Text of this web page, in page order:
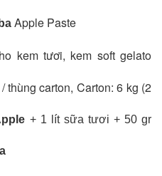
Apple Paste
kem tươi, kem soft gelato
thùng carton, Carton: 6 kg (2
+ 1 lít sữa tươi + 50 gr